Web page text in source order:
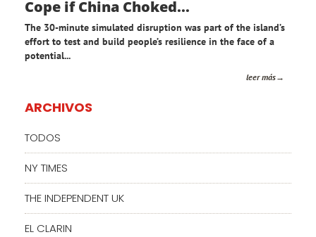
Cope if China Choked...
The 30-minute simulated disruption was part of the island’s
effort to test and build people’s resilience in the face of a
potential...
leer más
ARCHIVOS
TODOS
NY TIMES
THE INDEPENDENT UK
EL CLARIN